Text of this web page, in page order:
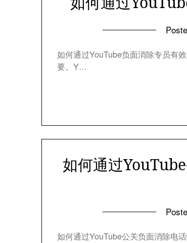
如何通过YouTube负面消除专员有
要。Y…
如何通过
如何通过YouTube公关负面消除电